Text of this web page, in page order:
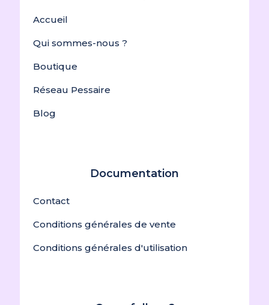
Accueil
Qui sommes-nous ?
Boutique
Réseau Pessaire
Blog
Documentation
Contact
Conditions générales de vente
Conditions générales d'utilisation